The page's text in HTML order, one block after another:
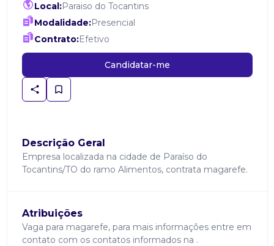
Local:Paraiso do Tocantins
Modalidade:Presencial
Contrato:Efetivo
Candidatar-me
Descrição Geral
Empresa localizada na cidade de Paraíso do
Tocantins/TO do ramo Alimentos, contrata magarefe.
Atribuições
Vaga para magarefe, para mais informações entre em
contato com os contatos informados na .